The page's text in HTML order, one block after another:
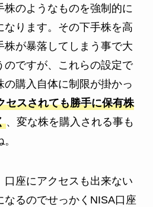
株のようなものを強制的に
なります。その下手株を高
株が暴落してしまう事で大
のですが、これらの設定で
の購入自体に制限が掛かっ
セスされても勝手に保有株
、変な株を購入される事も
口座にアクセスも出来ない
なるのでせっかくNISA口座